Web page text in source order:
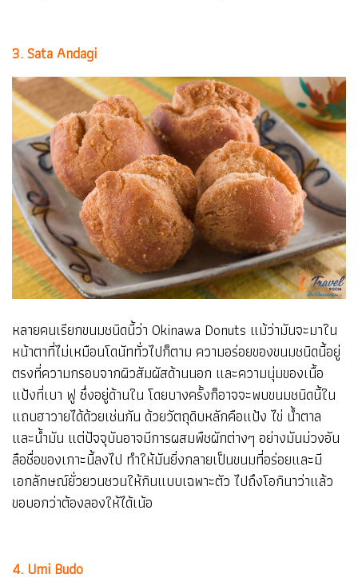
3. Sata Andagi
หลายคนเรียกขนมชนิดนี้ว่า Okinawa Donuts แม้ว่ามันจะมาใน
หน้าตาที่ไม่เหมือนโดนัททั่วไปก็ตาม ความอร่อยของขนมชนิดนี้อยู่
ตรงที่ความกรอบจากผิวสัมผัสด้านนอก และความนุ่มของเนื้อ
แป้งที่เบา ฟู ซึ่งอยู่ด้านใน โดยบางครั้งก็อาจจะพบขนมชนิดนี้ใน
แถบฮาวายได้ด้วยเช่นกัน ด้วยวัตถุดิบหลักคือแป้ง ไข่ น้ำตาล
และน้ำมัน แต่ปัจจุบันอาจมีการผสมพืชผักต่างๆ อย่างมันม่วงอัน
ลือชื่อของเกาะนี้ลงไป ทำให้มันยิ่งกลายเป็นขนมที่อร่อยและมี
เอกลักษณ์ยั่วยวนชวนให้กินแบบเฉพาะตัว ไปถึงโอกินาว่าแล้ว
ขอบอกว่าต้องลองให้ได้เน้อ
4. Umi Budo